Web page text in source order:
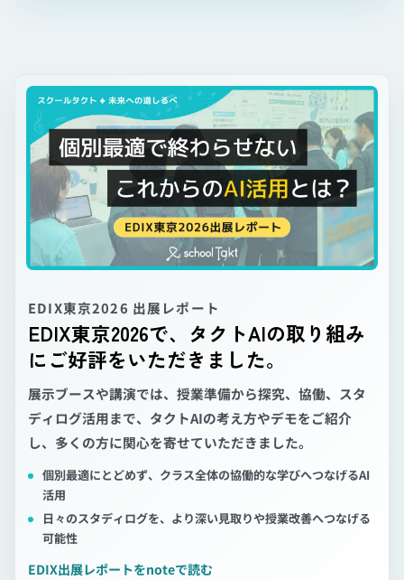
EDIX東京2026 出展レポート
EDIX東京2026で、タクトAIの取り組み
にご好評をいただきました。
展示ブースや講演では、授業準備から探究、協働、スタ
ディログ活用まで、タクトAIの考え方やデモをご紹介
し、多くの方に関心を寄せていただきました。
個別最適にとどめず、クラス全体の協働的な学びへつなげるAI
活用
日々のスタディログを、より深い見取りや授業改善へつなげる
可能性
EDIX出展レポートをnoteで読む